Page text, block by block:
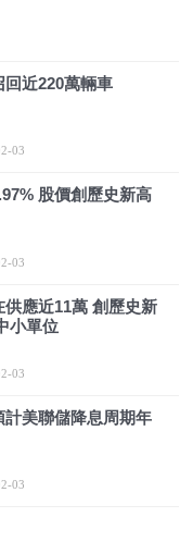
近220萬輛車
03
股價創歷史新高
03
應近11萬 創歷史新
小單位
03
計美聯儲降息周期年
03